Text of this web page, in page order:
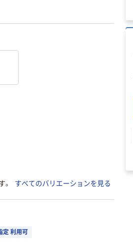
。
すべてのバリエーションを見る
定 利用可